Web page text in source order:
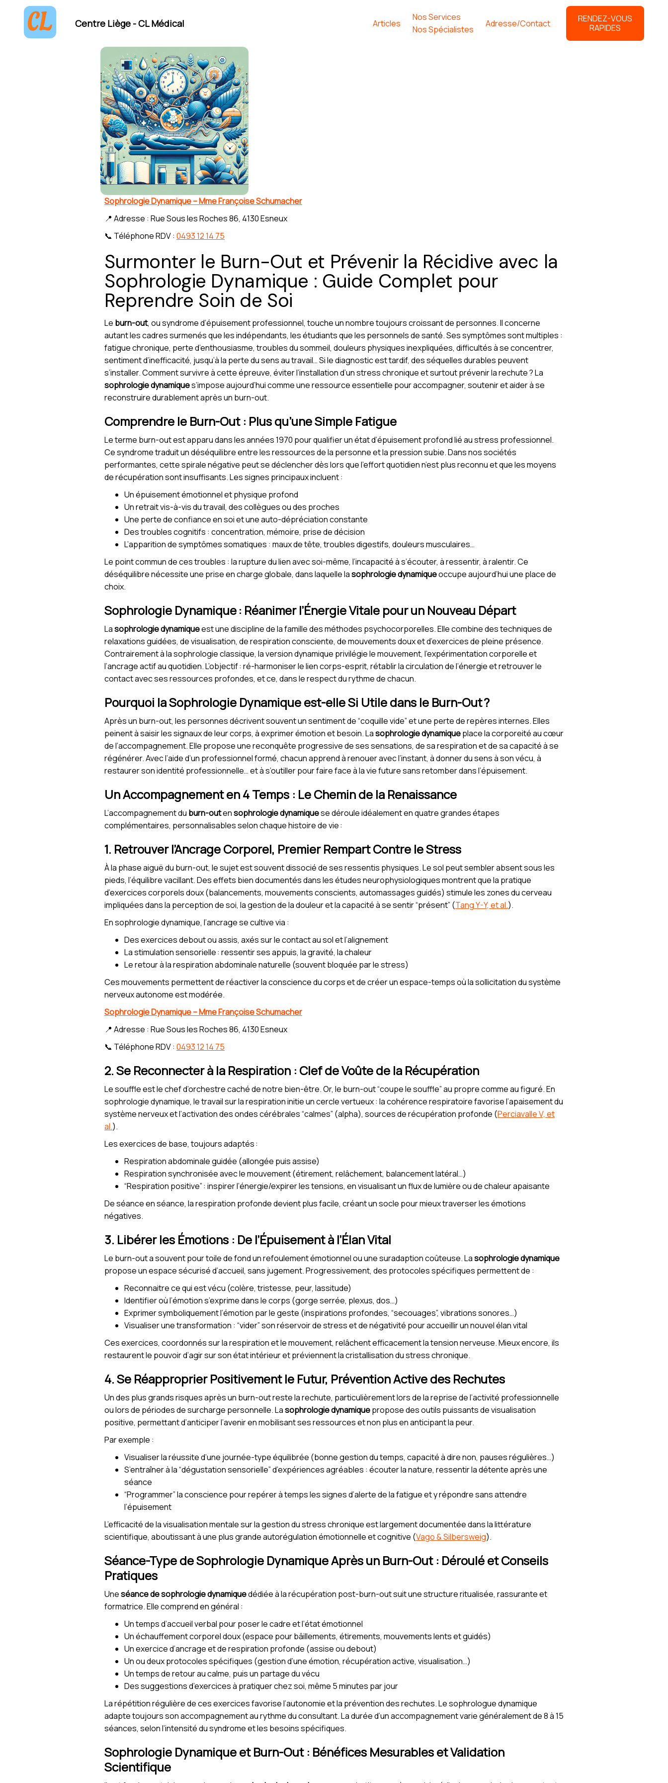
Centre Liège - CL Médical Articles
Nos Services
Nos Spécialistes
Adresse/Contact
RENDEZ-VOUS
RAPIDES
Sophrologie Dynamique – Mme Françoise Schumacher
📍 Adresse : Rue Sous les Roches 86, 4130 Esneux
📞 Téléphone RDV : 0493 12 14 75
Surmonter le Burn-Out et Prévenir la Récidive avec la
Sophrologie Dynamique : Guide Complet pour
Reprendre Soin de Soi
Le burn-out, ou syndrome d’épuisement professionnel, touche un nombre toujours croissant de personnes. Il concerne
autant les cadres surmenés que les indépendants, les étudiants que les personnels de santé. Ses symptômes sont multiples :
fatigue chronique, perte d’enthousiasme, troubles du sommeil, douleurs physiques inexpliquées, difficultés à se concentrer,
sentiment d’inefficacité, jusqu’à la perte du sens au travail… Si le diagnostic est tardif, des séquelles durables peuvent
s’installer. Comment survivre à cette épreuve, éviter l’installation d’un stress chronique et surtout prévenir la rechute ? La
sophrologie dynamiques’impose aujourd’hui comme une ressource essentielle pour accompagner, soutenir et aider à se
reconstruire durablement après un burn-out.
Comprendre le Burn-Out : Plus qu’une Simple Fatigue
Le terme burn-out est apparu dans les années 1970 pour qualifier un état d’épuisement profond lié au stress professionnel.
Ce syndrome traduit un déséquilibre entre les ressources de la personne et la pression subie. Dans nos sociétés
performantes, cette spirale négative peut se déclencher dès lors que l’effort quotidien n’est plus reconnu et que les moyens
de récupération sont insuffisants. Les signes principaux incluent :
Un épuisement émotionnel et physique profond
Un retrait vis-à-vis du travail, des collègues ou des proches
Une perte de confiance en soi et une auto-dépréciation constante
Des troubles cognitifs : concentration, mémoire, prise de décision
L’apparition de symptômes somatiques : maux de tête, troubles digestifs, douleurs musculaires…
Le point commun de ces troubles : la rupture du lien avec soi-même, l’incapacité à s’écouter, à ressentir, à ralentir. Ce
déséquilibre nécessite une prise en charge globale, dans laquelle lasophrologie dynamiqueoccupe aujourd’hui une place de
choix.
Sophrologie Dynamique : Réanimer l’Énergie Vitale pour un Nouveau Départ
Lasophrologie dynamiqueest une discipline de la famille des méthodes psychocorporelles. Elle combine des techniques de
relaxations guidées, de visualisation, de respiration consciente, de mouvements doux et d’exercices de pleine présence.
Contrairement à la sophrologie classique, la version dynamique privilégie le mouvement, l’expérimentation corporelle et
l’ancrage actif au quotidien. L’objectif : ré-harmoniser le lien corps-esprit, rétablir la circulation de l’énergie et retrouver le
contact avec ses ressources profondes, et ce, dans le respect du rythme de chacun.
Pourquoi la Sophrologie Dynamique est-elle Si Utile dans le Burn-Out ?
Après un burn-out, les personnes décrivent souvent un sentiment de “coquille vide” et une perte de repères internes. Elles
peinent à saisir les signaux de leur corps, à exprimer émotion et besoin. Lasophrologie dynamiqueplace la corporeité au cœur
de l’accompagnement. Elle propose une reconquête progressive de ses sensations, de sa respiration et de sa capacité à se
régénérer. Avec l’aide d’un professionnel formé, chacun apprend à renouer avec l’instant, à donner du sens à son vécu, à
restaurer son identité professionnelle… et à s’outiller pour faire face à la vie future sans retomber dans l’épuisement.
Un Accompagnement en 4 Temps : Le Chemin de la Renaissance
L’accompagnement du burn-outensophrologie dynamiquese déroule idéalement en quatre grandes étapes
complémentaires, personnalisables selon chaque histoire de vie :
1. Retrouver l’Ancrage Corporel, Premier Rempart Contre le Stress
À la phase aiguë du burn-out, le sujet est souvent dissocié de ses ressentis physiques. Le sol peut sembler absent sous les
pieds, l’équilibre vacillant. Des effets bien documentés dans les études neurophysiologiques montrent que la pratique
d’exercices corporels doux (balancements, mouvements conscients, automassages guidés) stimule les zones du cerveau
impliquées dans la perception de soi, la gestion de la douleur et la capacité à se sentir “présent” (Tang Y-Y, et al.).
En sophrologie dynamique, l’ancrage se cultive via :
Des exercices debout ou assis, axés sur le contact au sol et l’alignement
La stimulation sensorielle : ressentir ses appuis, la gravité, la chaleur
Le retour à la respiration abdominale naturelle (souvent bloquée par le stress)
Ces mouvements permettent de réactiver la conscience du corps et de créer un espace-temps où la sollicitation du système
nerveux autonome est modérée.
Sophrologie Dynamique – Mme Françoise Schumacher
📍 Adresse : Rue Sous les Roches 86, 4130 Esneux
📞 Téléphone RDV : 0493 12 14 75
2. Se Reconnecter à la Respiration : Clef de Voûte de la Récupération
Le souffle est le chef d’orchestre caché de notre bien-être. Or, le burn-out “coupe le souffle” au propre comme au figuré. En
sophrologie dynamique, le travail sur la respiration initie un cercle vertueux : la cohérence respiratoire favorise l’apaisement du
système nerveux et l’activation des ondes cérébrales “calmes” (alpha), sources de récupération profonde (Perciavalle V, et
al.).
Les exercices de base, toujours adaptés :
Respiration abdominale guidée (allongée puis assise)
Respiration synchronisée avec le mouvement (étirement, relâchement, balancement latéral…)
“Respiration positive” : inspirer l’énergie/expirer les tensions, en visualisant un flux de lumière ou de chaleur apaisante
De séance en séance, la respiration profonde devient plus facile, créant un socle pour mieux traverser les émotions
négatives.
3. Libérer les Émotions : De l’Épuisement à l’Élan Vital
Le burn-out a souvent pour toile de fond un refoulement émotionnel ou une suradaption coûteuse. Lasophrologie dynamique
propose un espace sécurisé d’accueil, sans jugement. Progressivement, des protocoles spécifiques permettent de :
Reconnaitre ce qui est vécu (colère, tristesse, peur, lassitude)
Identifier où l’émotion s’exprime dans le corps (gorge serrée, plexus, dos…)
Exprimer symboliquement l’émotion par le geste (inspirations profondes, “secouages”, vibrations sonores…)
Visualiser une transformation : “vider” son réservoir de stress et de négativité pour accueillir un nouvel élan vital
Ces exercices, coordonnés sur la respiration et le mouvement, relâchent efficacement la tension nerveuse. Mieux encore, ils
restaurent le pouvoir d’agir sur son état intérieur et préviennent la cristallisation du stress chronique.
4. Se Réapproprier Positivement le Futur, Prévention Active des Rechutes
Un des plus grands risques après un burn-out reste la rechute, particulièrement lors de la reprise de l’activité professionnelle
ou lors de périodes de surcharge personnelle. Lasophrologie dynamiquepropose des outils puissants de visualisation
positive, permettant d’anticiper l’avenir en mobilisant ses ressources et non plus en anticipant la peur.
Par exemple :
Visualiser la réussite d’une journée-type équilibrée (bonne gestion du temps, capacité à dire non, pauses régulières…)
S’entraîner à la “dégustation sensorielle” d’expériences agréables : écouter la nature, ressentir la détente après une
séance
“Programmer” la conscience pour repérer à temps les signes d’alerte de la fatigue et y répondre sans attendre
l’épuisement
L’efficacité de la visualisation mentale sur la gestion du stress chronique est largement documentée dans la littérature
scientifique, aboutissant à une plus grande autorégulation émotionnelle et cognitive (Vago & Silbersweig).
Séance-Type de Sophrologie Dynamique Après un Burn-Out : Déroulé et Conseils
Pratiques
Uneséance de sophrologie dynamiquedédiée à la récupération post-burn-out suit une structure ritualisée, rassurante et
formatrice. Elle comprend en général :
Un temps d’accueil verbal pour poser le cadre et l’état émotionnel
Un échauffement corporel doux (espace pour bâillements, étirements, mouvements lents et guidés)
Un exercice d’ancrage et de respiration profonde (assise ou debout)
Un ou deux protocoles spécifiques (gestion d’une émotion, récupération active, visualisation…)
Un temps de retour au calme, puis un partage du vécu
Des suggestions d’exercices à pratiquer chez soi, même 5 minutes par jour
La répétition régulière de ces exercices favorise l’autonomie et la prévention des rechutes. Le sophrologue dynamique
adapte toujours son accompagnement au rythme du consultant. La durée d’un accompagnement varie généralement de 8 à 15
séances, selon l’intensité du syndrome et les besoins spécifiques.
Sophrologie Dynamique et Burn-Out : Bénéfices Mesurables et Validation
Scientifique